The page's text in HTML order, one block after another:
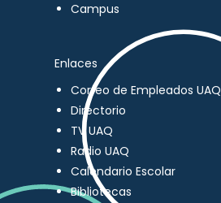
Campus
Enlaces
Correo de Empleados UAQ
Directorio
TV UAQ
Radio UAQ
Calendario Escolar
Bibliotecas